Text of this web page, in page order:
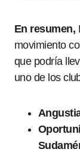
En resumen,
movimiento
que podría
uno de los